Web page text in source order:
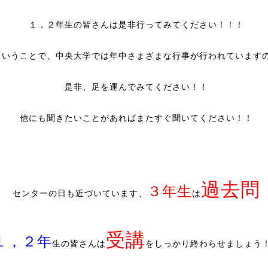
１，２年生の皆さんは是非行ってみてください！！！
うことで、中央大学では年中さまざまな行事が行われています
是非、足を運んでみてください！！
他にも聞きたいことがあればまたすぐ聞いてください！！
センターの日も近づいています、 ３年生 は過去問
，２年生の皆さんは 受講をしっかり終わらせましょう